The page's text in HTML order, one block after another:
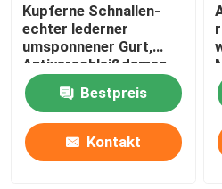
Kupferne Schnallen-
echter lederner
umsponnener Gurt,
Antiverschleißdamen-
schwarze Gürtel für
Kleider
Bestpreis
Kontakt